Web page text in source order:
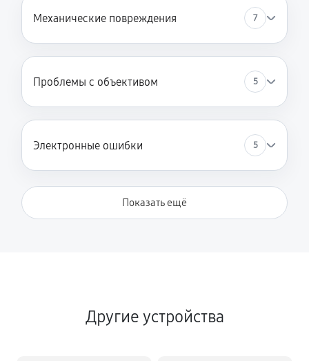
Механические повреждения 7
Проблемы с объективом 5
Электронные ошибки 5
Показать ещё
Другие устройства